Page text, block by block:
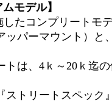
モデル】
たコンプリートモ
ッパーマウント）
トは、4ｋ～20ｋ迄
トリートスペッ